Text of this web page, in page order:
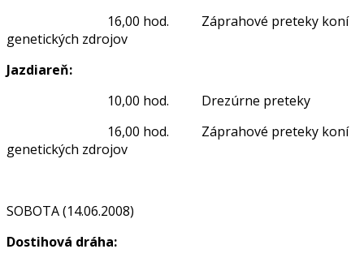
16,00 hod. Záprahové preteky koní
genetických zdrojov
Jazdiareň:
10,00 hod. Drezúrne preteky
16,00 hod. Záprahové preteky koní
genetických zdrojov
SOBOTA (14.06.2008)
Dostihová dráha: